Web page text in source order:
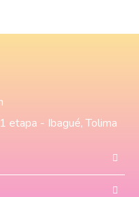
etapa - Ibagué, Tolima